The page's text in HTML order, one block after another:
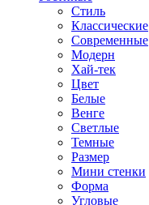
Стиль
Классические
Современные
Модерн
Хай-тек
Цвет
Белые
Венге
Светлые
Темные
Размер
Мини стенки
Форма
Угловые